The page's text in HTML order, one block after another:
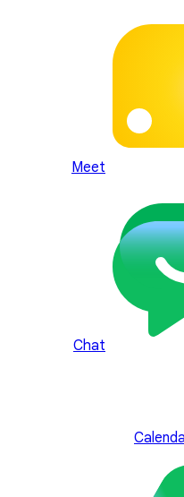
Meet
Chat